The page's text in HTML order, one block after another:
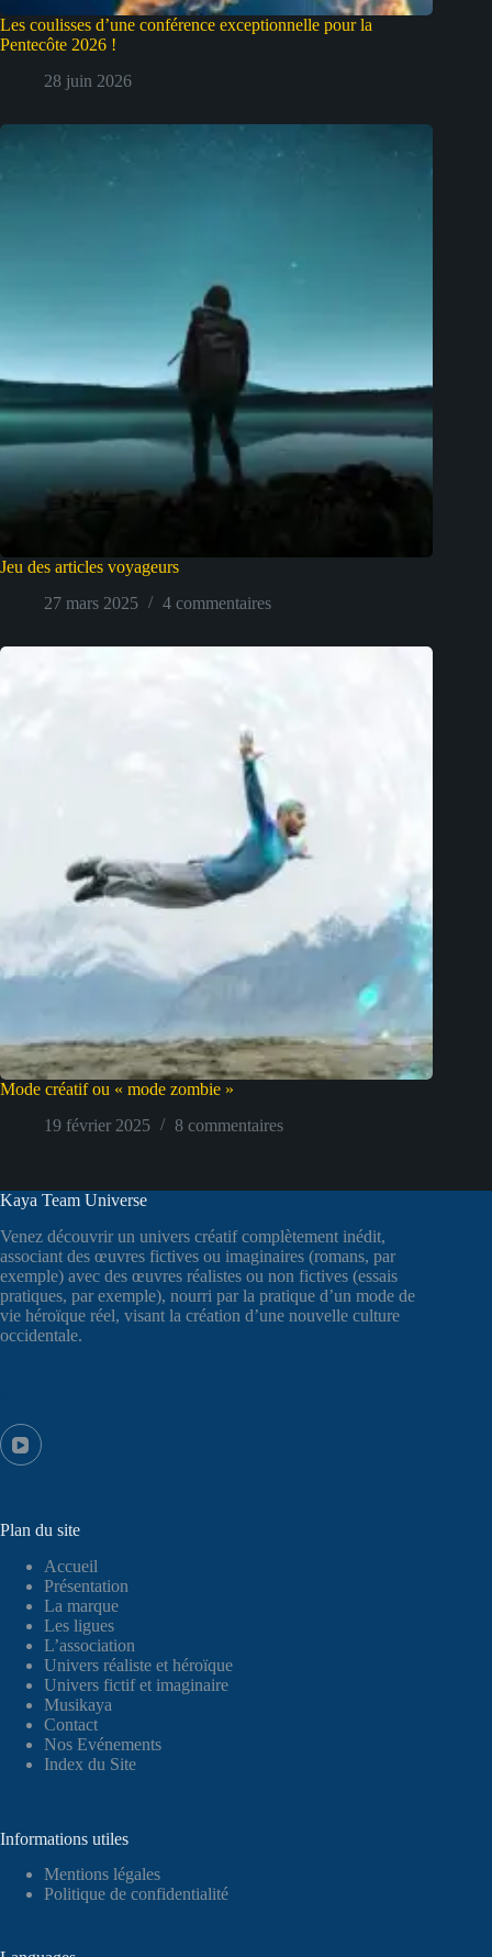
Les coulisses d’une conférence exceptionnelle pour la
Pentecôte 2026 !
28 juin 2026
Jeu des articles voyageurs
27 mars 2025
4 commentaires
Mode créatif ou « mode zombie »
19 février 2025
8 commentaires
Kaya Team Universe
Venez découvrir un univers créatif complètement inédit,
associant des œuvres fictives ou imaginaires (romans, par
exemple) avec des œuvres réalistes ou non fictives (essais
pratiques, par exemple), nourri par la pratique d’un mode de
vie héroïque réel, visant la création d’une nouvelle culture
occidentale.
Plan du site
Accueil
Présentation
La marque
Les ligues
L’association
Univers réaliste et héroïque
Univers fictif et imaginaire
Musikaya
Contact
Nos Evénements
Index du Site
Informations utiles
Mentions légales
Politique de confidentialité